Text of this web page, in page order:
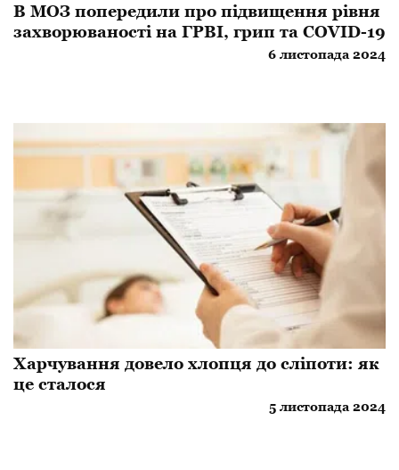
В МОЗ попередили про підвищення рівня
захворюваності на ГРВІ, грип та COVID-19
6 листопада 2024
Харчування довело хлопця до сліпоти: як
це сталося
5 листопада 2024